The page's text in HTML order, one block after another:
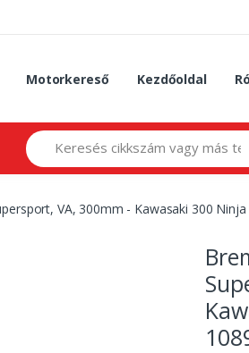
Motorkereső Kezdőoldal
Search
VA, 300mm - Kawasaki 300